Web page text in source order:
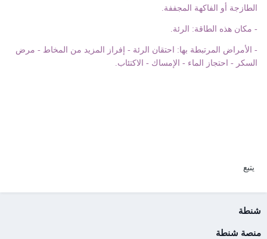
الطازجة أو الفاكهة المجففة.
- مكان هذه الطاقة: الرئة.
- الأمراض المرتبطة بها: احتقان الرئة - إفراز المزيد من المخاط - مرض
السكر - احتجاز الماء - الإمساك - الاكتئاب.
يتبع
شنطة
منصة شنطة